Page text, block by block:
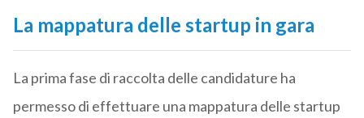
La mappatura delle startup in gara
La prima fase di raccolta delle candidature ha
permesso di effettuare una mappatura delle startup